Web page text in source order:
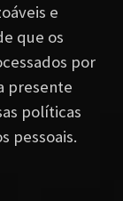
e
que os
por
presente
políticas
pessoais.